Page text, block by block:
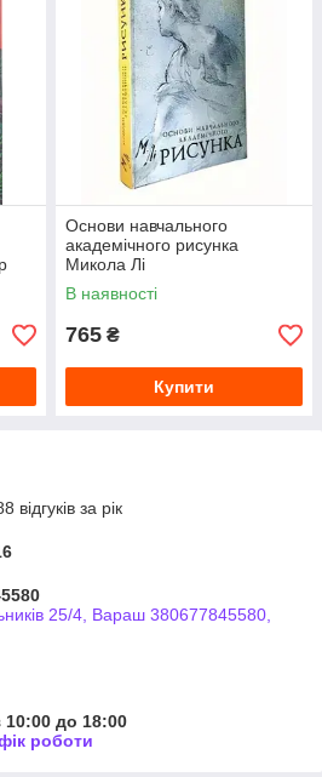
Основи навчального
академічного рисунка
Микола Лі
В наявності
765 ₴
Купити
за рік
25/4, Вараш 380677845580,
10:00 до 18:00
роботи